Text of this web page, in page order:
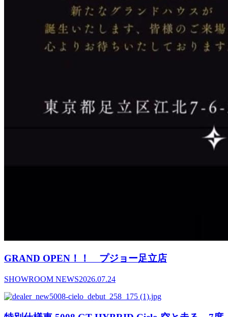
GRAND OPEN！！ プジョー足立店
SHOWROOM NEWS2026.07.24